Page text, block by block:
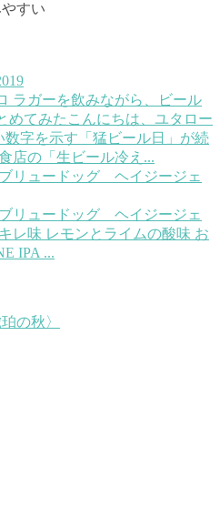
すい
ラガーを飲みながら、ビール
めてみた こんにちは、ユタロー
数字を示す「猛ビール日」が続
店の「生ビール冷え...
リュードッグ ヘイジージェ
レ味 レモンとライムの酸味 お
IPA ...
の秋〉